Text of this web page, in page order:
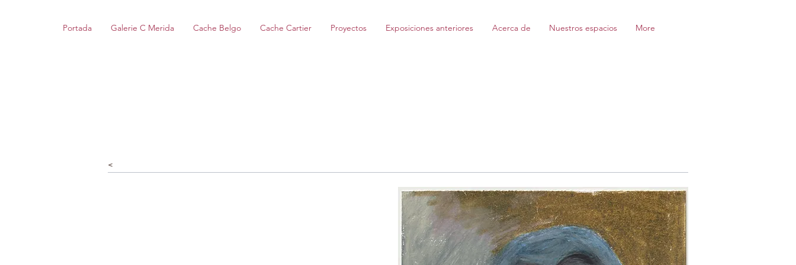
Portada Galerie C Merida Cache Belgo Cache Cartier Proyectos Exposiciones anteriores Acerca de Nuestros espacios More
<